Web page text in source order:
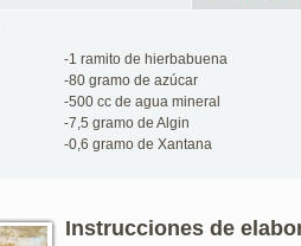
-1 ramito de hierbabuena
-80 gramo de azúcar
-500 cc de agua mineral
-7,5 gramo de Algin
-0,6 gramo de Xantana
Instrucciones de